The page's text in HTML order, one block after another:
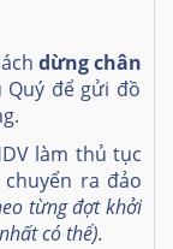
dừng chân
Quý để gửi đồ
làm thủ tục
ra đảo
từng đợt khởi
có thể).